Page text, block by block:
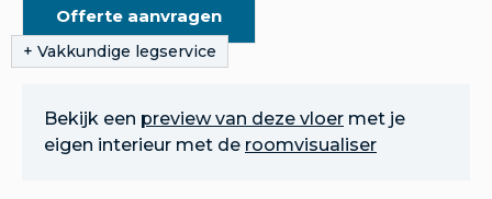
Offerte aanvragen
Bekijk een preview van deze vloer met je
eigen interieur met de roomvisualiser